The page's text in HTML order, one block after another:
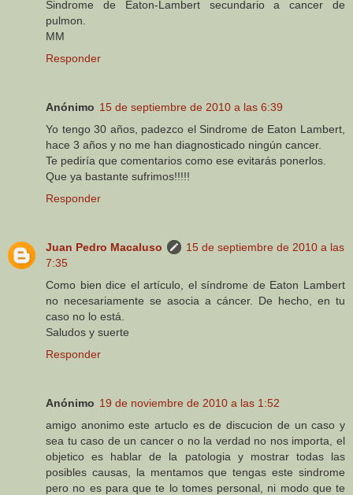
Sindrome de Eaton-Lambert secundario a cancer de
pulmon.
MM
Responder
Anónimo 15 de septiembre de 2010 a las 6:39
Yo tengo 30 años, padezco el Sindrome de Eaton Lambert,
hace 3 años y no me han diagnosticado ningún cancer.
Te pediría que comentarios como ese evitarás ponerlos.
Que ya bastante sufrimos!!!!!
Responder
Juan Pedro Macaluso
15 de septiembre de 2010 a las
7:35
Como bien dice el artículo, el síndrome de Eaton Lambert
no necesariamente se asocia a cáncer. De hecho, en tu
caso no lo está.
Saludos y suerte
Responder
Anónimo 19 de noviembre de 2010 a las 1:52
amigo anonimo este artuclo es de discucion de un caso y
sea tu caso de un cancer o no la verdad no nos importa, el
objetico es hablar de la patologia y mostrar todas las
posibles causas, la mentamos que tengas este sindrome
pero no es para que te lo tomes personal, ni modo que te